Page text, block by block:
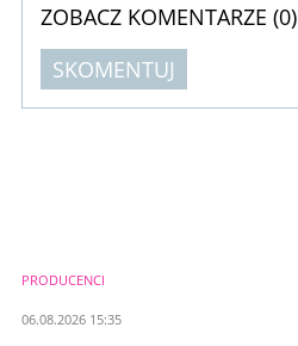
ZOBACZ KOMENTARZE (0)
SKOMENTUJ
PRODUCENCI
06.08.2026 15:35